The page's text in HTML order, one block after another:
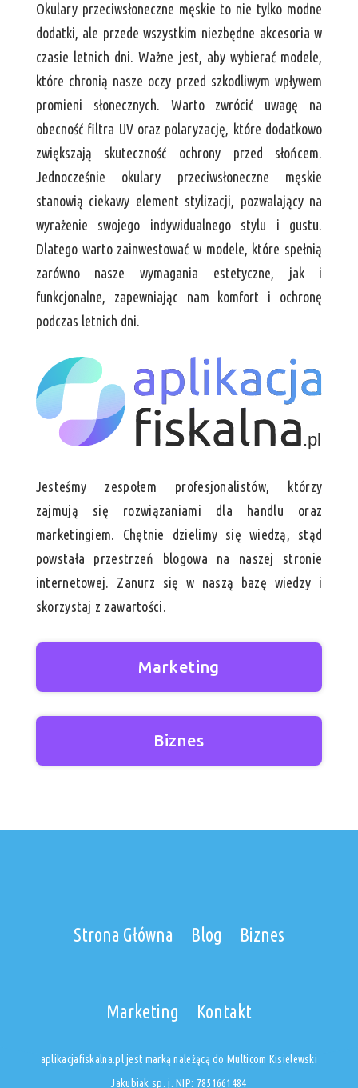
Okulary przeciwsłoneczne męskie to nie tylko modne
dodatki, ale przede wszystkim niezbędne akcesoria w
czasie letnich dni. Ważne jest, aby wybierać modele,
które chronią nasze oczy przed szkodliwym wpływem
promieni słonecznych. Warto zwrócić uwagę na
obecność filtra UV oraz polaryzację, które dodatkowo
zwiększają skuteczność ochrony przed słońcem.
Jednocześnie okulary przeciwsłoneczne męskie
stanowią ciekawy element stylizacji, pozwalający na
wyrażenie swojego indywidualnego stylu i gustu.
Dlatego warto zainwestować w modele, które spełnią
zarówno nasze wymagania estetyczne, jak i
funkcjonalne, zapewniając nam komfort i ochronę
podczas letnich dni.
Jesteśmy zespołem profesjonalistów, którzy
zajmują się rozwiązaniami dla handlu oraz
marketingiem. Chętnie dzielimy się wiedzą, stąd
powstała przestrzeń blogowa na naszej stronie
internetowej. Zanurz się w naszą bazę wiedzy i
skorzystaj z zawartości.
Marketing
Biznes
Strona Główna Blog Biznes
Marketing Kontakt
aplikacjafiskalna.pl jest marką należącą do Multicom Kisielewski
Jakubiak sp. j. NIP: 7851661484